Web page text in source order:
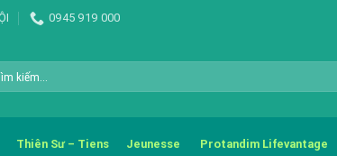
0945 919 000
Thiên Sư – Tiens Jeunesse Protandim Lifevantage